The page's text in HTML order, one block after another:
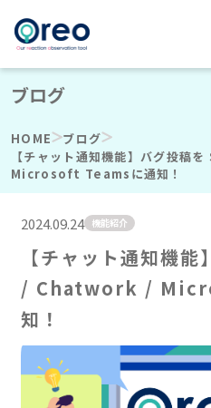
ブログ
HOME
ブログ
【チャット通知機能】バグ投
Microsoft Teamsに通知！
2024.09.24 機能紹介
【チャット通知機
/ Chatwork /
知！